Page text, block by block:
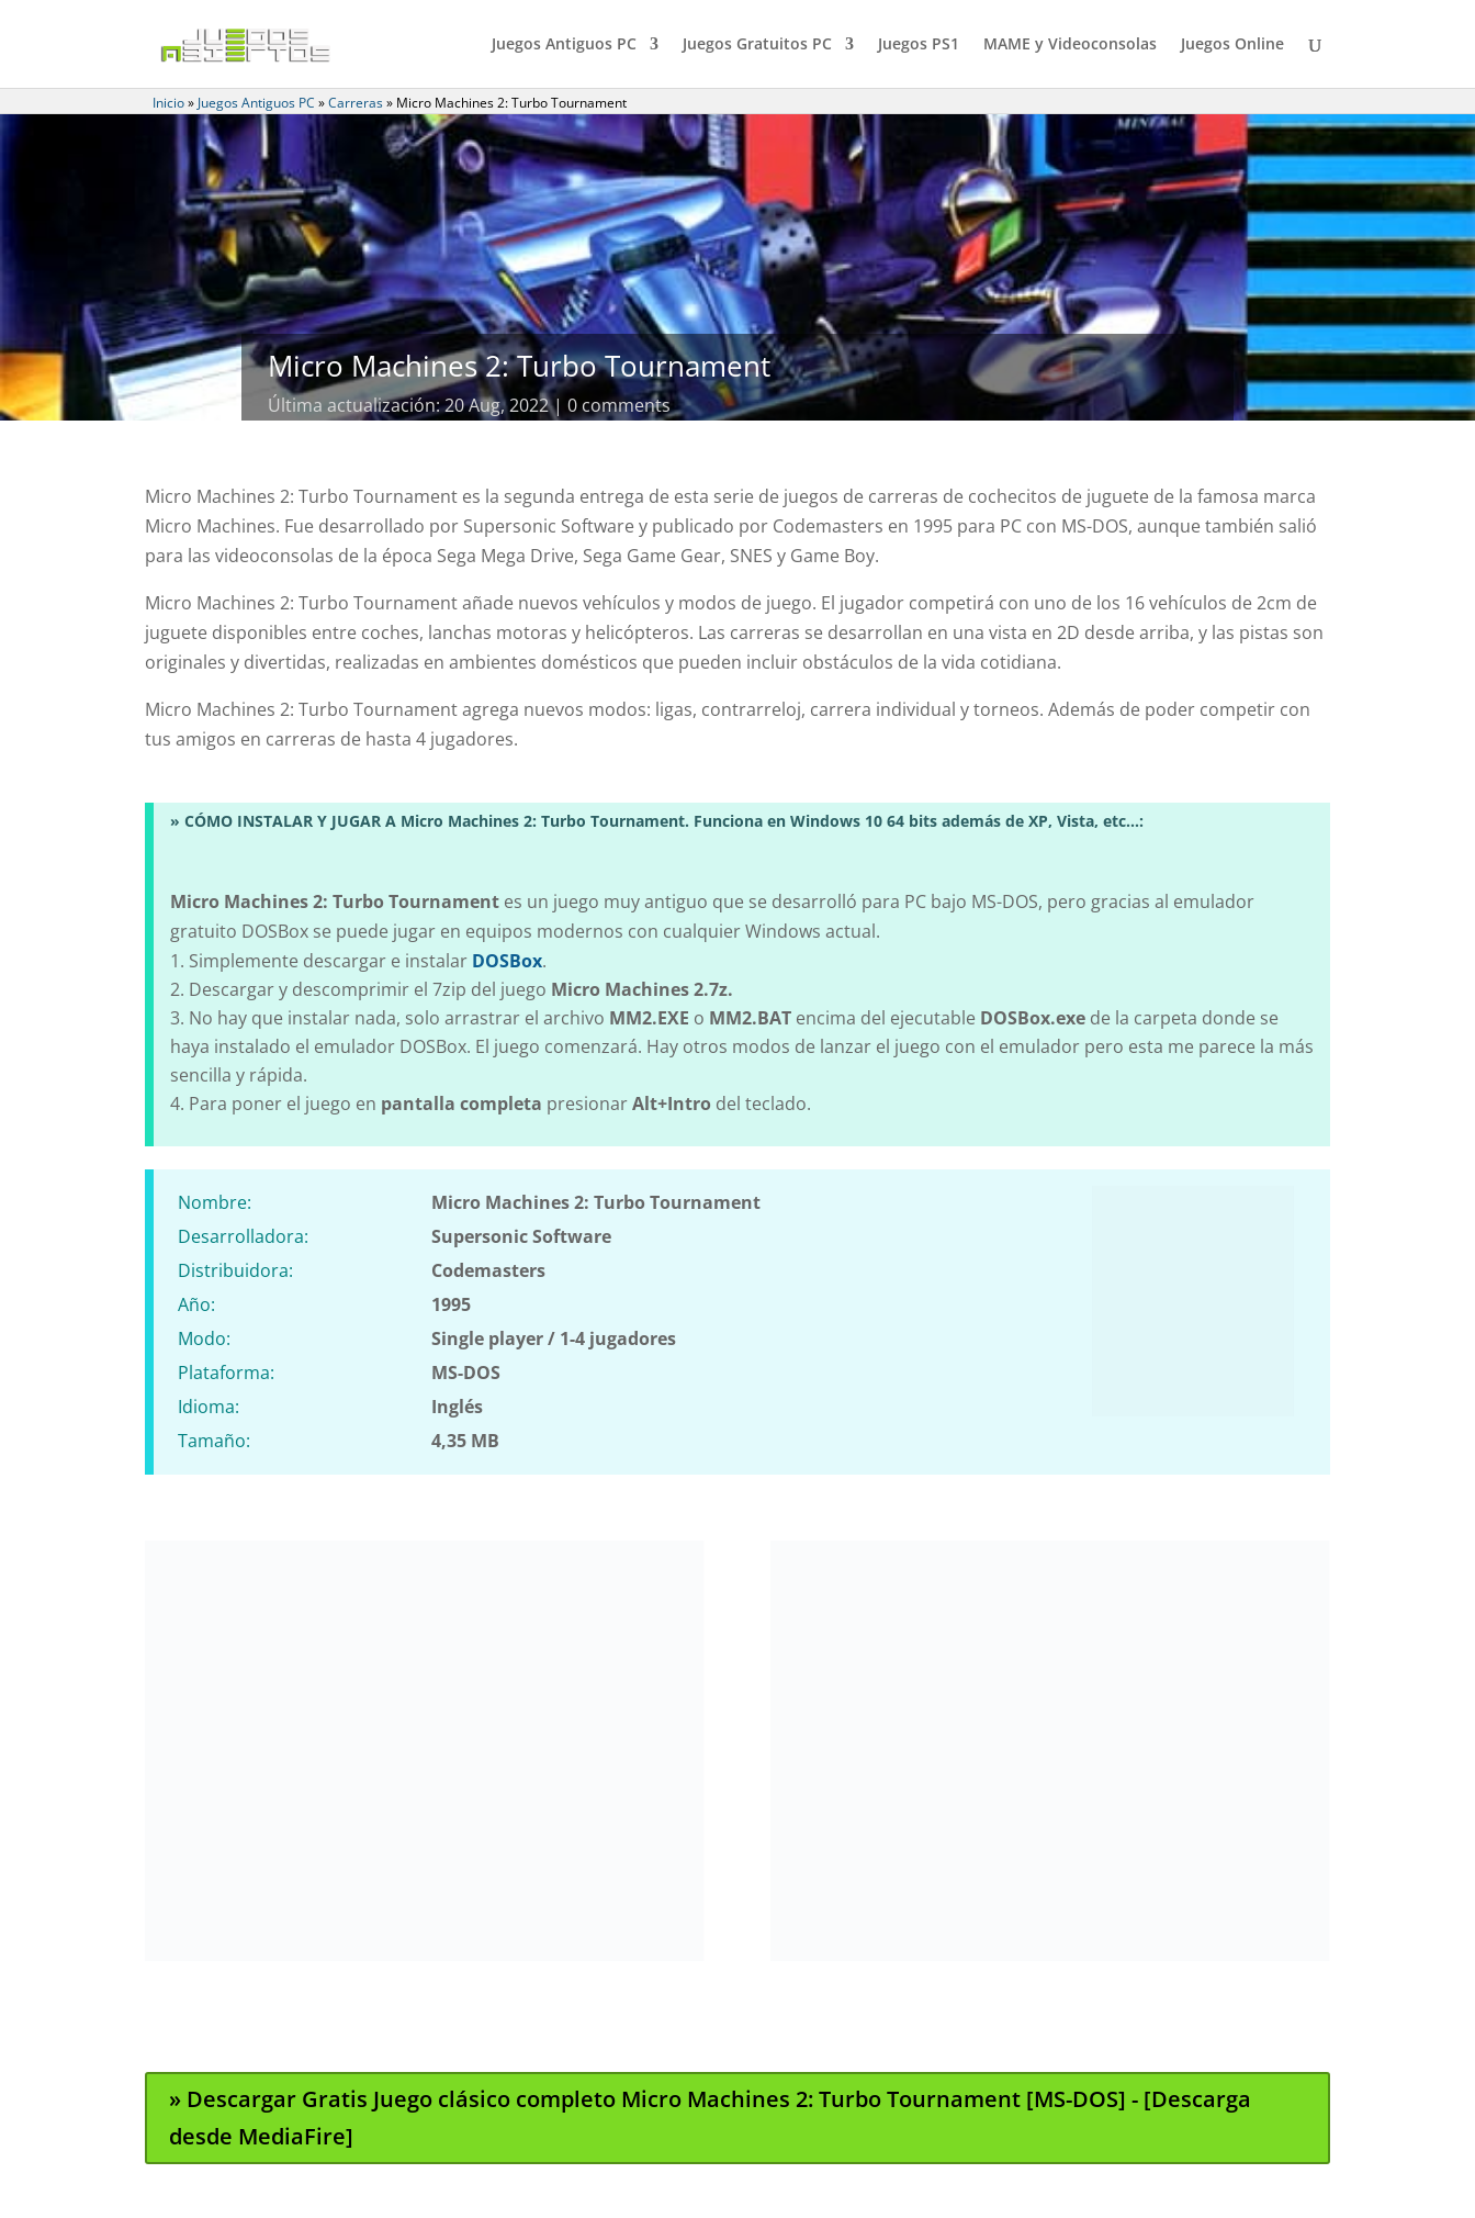
Juegos Antiguos PC Juegos Gratuitos PC Juegos PS1 MAME y Videoconsolas Juegos Online
Inicio» Juegos Antiguos PC »Carreras» Micro Machines 2: Turbo Tournament
Micro Machines 2: Turbo Tournament
Última actualización: 20 Aug, 2022 0 comments
Micro Machines 2: Turbo Tournament es la segunda entrega de esta serie de juegos de carreras de cochecitos de juguete de la famosa marca
Micro Machines. Fue desarrollado por Supersonic Software y publicado por Codemasters en 1995 para PC con MS-DOS, aunque también salió
para las videoconsolas de la época Sega Mega Drive, Sega Game Gear, SNES y Game Boy.
Micro Machines 2: Turbo Tournament añade nuevos vehículos y modos de juego. El jugador competirá con uno de los 16 vehículos de 2cm de
juguete disponibles entre coches, lanchas motoras y helicópteros. Las carreras se desarrollan en una vista en 2D desde arriba, y las pistas son
originales y divertidas, realizadas en ambientes domésticos que pueden incluir obstáculos de la vida cotidiana.
Micro Machines 2: Turbo Tournament agrega nuevos modos: ligas, contrarreloj, carrera individual y torneos. Además de poder competir con
tus amigos en carreras de hasta 4 jugadores.
» CÓMO INSTALAR Y JUGAR A Micro Machines 2: Turbo Tournament. Funciona en Windows 10 64 bits además de XP, Vista, etc…:
Micro Machines 2: Turbo Tournament es un juego muy antiguo que se desarrolló para PC bajo MS-DOS, pero gracias al emulador
gratuito DOSBox se puede jugar en equipos modernos con cualquier Windows actual.
Simplemente descargar e instalar DOSBox.
Descargar y descomprimir el 7zip del juego Micro Machines 2.7z.
No hay que instalar nada, solo arrastrar el archivo MM2.EXE o MM2.BAT encima del ejecutable DOSBox.exe de la carpeta donde se
haya instalado el emulador DOSBox. El juego comenzará. Hay otros modos de lanzar el juego con el emulador pero esta me parece la más
sencilla y rápida.
Para poner el juego en pantalla completa presionarAlt+Intro del teclado.
Nombre:
Micro Machines 2: Turbo Tournament
Desarrolladora:
Supersonic Software
Distribuidora:
Codemasters
Año:
1995
Modo:
Single player / 1-4 jugadores
Plataforma:
MS-DOS
Idioma:
Inglés
Tamaño:
4,35 MB
» Descargar Gratis Juego clásico completo Micro Machines 2: Turbo Tournament [MS-DOS] - [Descarga
desde MediaFire]